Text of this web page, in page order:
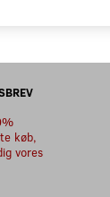
køb,
vores